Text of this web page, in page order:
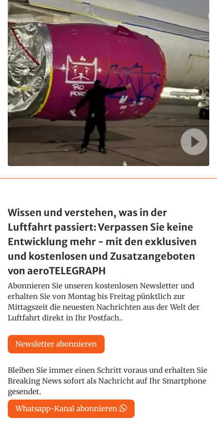
Wissen und verstehen, was in der
Luftfahrt passiert: Verpassen Sie keine
Entwicklung mehr - mit den exklusiven
und kostenlosen und Zusatzangeboten
von aeroTELEGRAPH
Abonnieren Sie unseren kostenlosen Newsletter und
erhalten Sie von Montag bis Freitag pünktlich zur
Mittagszeit die neuesten Nachrichten aus der Welt der
Luftfahrt direkt in Ihr Postfach..
Newsletter abonnieren
Bleiben Sie immer einen Schritt voraus und erhalten Sie
Breaking News sofort als Nachricht auf Ihr Smartphone
gesendet.
Whatsapp-Kanal abonnieren